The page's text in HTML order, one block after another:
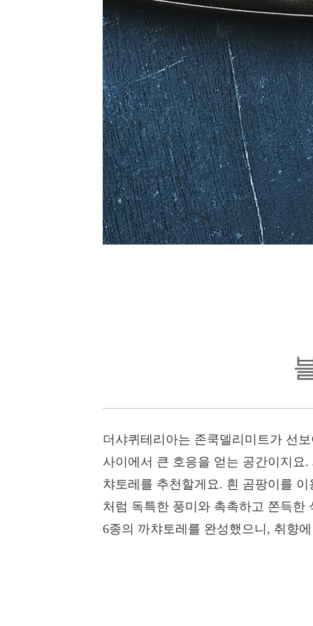
더샤퀴테리아는 존쿡델리미트가 선
사이에서 큰 호응을 얻는 공간이지요
챠토레를 추천할게요. 흰 곰팡이를
처럼 독특한 풍미와 촉촉하고 쫀득한
6종의 까챠토레를 완성했으니, 취향